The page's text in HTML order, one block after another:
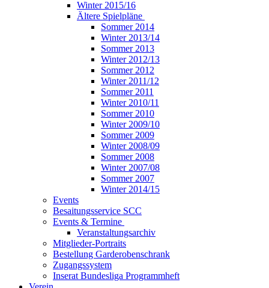
Winter 2015/16
Ältere Spielpläne
Sommer 2014
Winter 2013/14
Sommer 2013
Winter 2012/13
Sommer 2012
Winter 2011/12
Sommer 2011
Winter 2010/11
Sommer 2010
Winter 2009/10
Sommer 2009
Winter 2008/09
Sommer 2008
Winter 2007/08
Sommer 2007
Winter 2014/15
Events
Besaitungsservice SCC
Events & Termine
Veranstaltungsarchiv
Mitglieder-Portraits
Bestellung Garderobenschrank
Zugangssystem
Inserat Bundesliga Programmheft